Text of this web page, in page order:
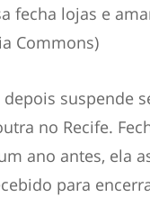
fecha lojas e
Commons)
suspende
no Recife.
ano antes, ela
para